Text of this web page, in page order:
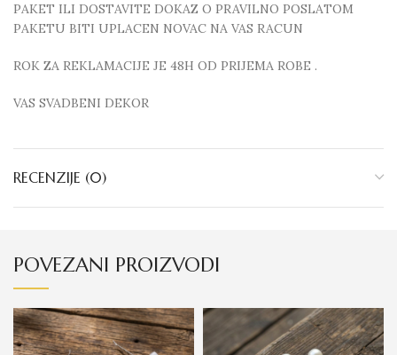
PAKET ILI DOSTAVITE DOKAZ O PRAVILNO POSLATOM
PAKETU BITI UPLACEN NOVAC NA VAS RACUN
ROK ZA REKLAMACIJE JE 48H OD PRIJEMA ROBE .
VAS SVADBENI DEKOR
RECENZIJE (0)
POVEZANI PROIZVODI